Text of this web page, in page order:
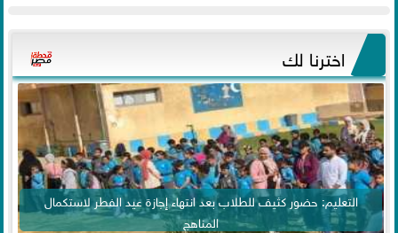
اخترنا لك
التعليم: حضور كثيف للطلاب بعد انتهاء إجازة عيد الفطر لاستكمال
المناهج